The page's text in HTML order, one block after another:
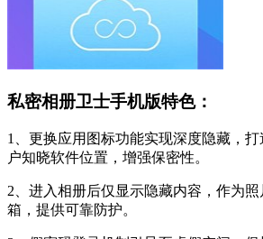
私密相册卫士手机版特色：
1、更换应用图标功能实现深度隐藏，
户知晓软件位置，增强保密性。
2、进入相册后仅显示隐藏内容，作为
箱，提供可靠防护。